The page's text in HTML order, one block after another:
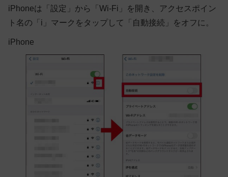
iPhoneは「設定」から「Wi-Fi」を開き、アクセスポイン
ト名の「i」マークをタップして「自動接続」をオフに。
iPhone